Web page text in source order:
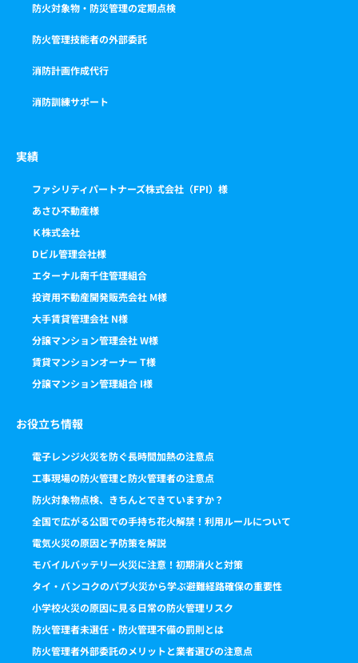
防火対象物・防災管理の定期点検
防火管理技能者の外部委託
消防計画作成代行
消防訓練サポート
実績
ファシリティパートナーズ株式会社（FPI）様
あさひ不動産様
Ｋ株式会社
Dビル管理会社様
エターナル南千住管理組合
投資用不動産開発販売会社 M様
大手賃貸管理会社 N様
分譲マンション管理会社 W様
賃貸マンションオーナー T様
分譲マンション管理組合 I様
お役立ち情報
電子レンジ火災を防ぐ長時間加熱の注意点
工事現場の防火管理と防火管理者の注意点
防火対象物点検、きちんとできていますか？
全国で広がる公園での手持ち花火解禁！利用ルールについて
電気火災の原因と予防策を解説
モバイルバッテリー火災に注意！初期消火と対策
タイ・バンコクのパブ火災から学ぶ避難経路確保の重要性
小学校火災の原因に見る日常の防火管理リスク
防火管理者未選任・防火管理不備の罰則とは
防火管理者外部委託のメリットと業者選びの注意点